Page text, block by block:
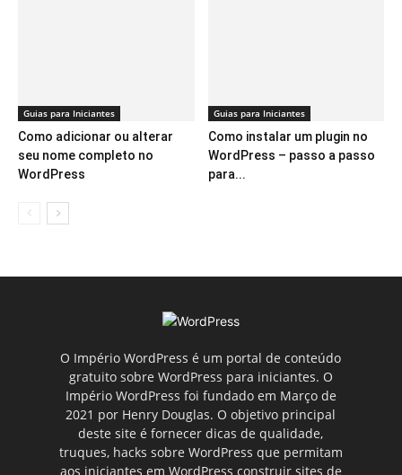
Guias para Iniciantes
Como adicionar ou alterar
seu nome completo no
WordPress
Guias para Iniciantes
Como instalar um plugin no
WordPress – passo a passo
para...
O Império WordPress é um portal de conteúdo
gratuito sobre WordPress para iniciantes. O
Império WordPress foi fundado em Março de
2021 por Henry Douglas. O objetivo principal
deste site é fornecer dicas de qualidade,
truques, hacks sobre WordPress que permitam
aos iniciantes em WordPress construir sites de